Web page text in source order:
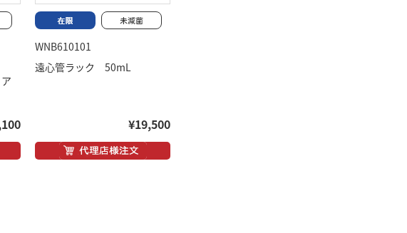
WNB610101
遠心管ラック 50mL
¥19,500